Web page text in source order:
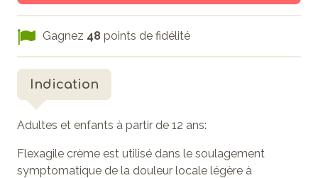
Gagnez 48 points de fidélité
Indication
Adultes et enfants à partir de 12 ans:
Flexagile crème est utilisé dans le soulagement
symptomatique de la douleur locale légère à